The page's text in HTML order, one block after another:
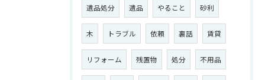
遺品処分 遺品 やること 砂利
木 トラブル 依頼 裏話 賃貸
リフォーム 残置物 処分 不用品